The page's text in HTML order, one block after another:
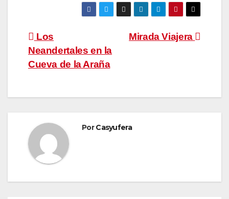
Navegación
de
Mirada Viajera
Los
Neandertales en la
Cueva de la Araña
PorCasyufera